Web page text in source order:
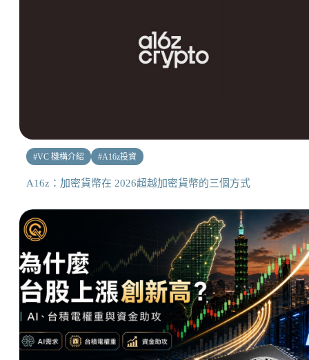
#VC 機構介紹 #A16z投資
A16z：加密貨幣在 2026超越加密貨幣的三個方式